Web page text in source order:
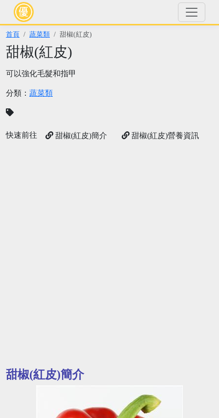
首頁 蔬菜類 甜椒(紅皮)
甜椒(紅皮)
可以強化毛髮和指甲
分類： 蔬菜類
快速前往 甜椒(紅皮)簡介 甜椒(紅皮)營養資訊
甜椒(紅皮)簡介